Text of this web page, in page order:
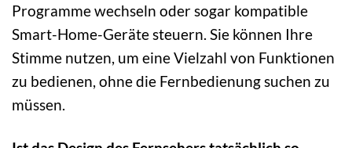
Programme wechseln oder sogar kompatible
Smart-Home-Geräte steuern. Sie können Ihre
Stimme nutzen, um eine Vielzahl von Funktionen
zu bedienen, ohne die Fernbedienung suchen zu
müssen.